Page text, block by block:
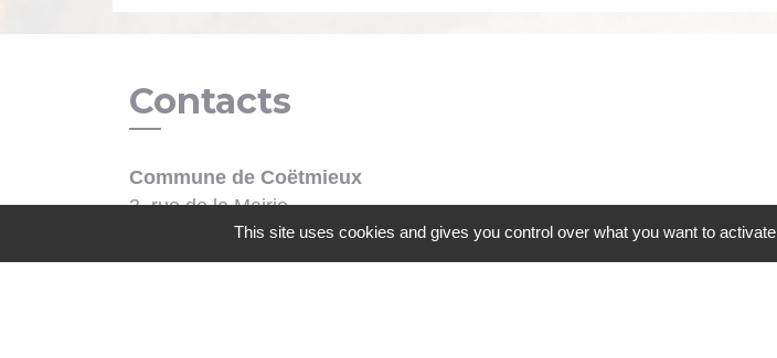
Contacts
Commune de Coëtmieux
3, rue de la Mairie
22400 Coëtmieux - FRANCE
+33 2 96 34 62 20
This site uses cookies and gives you control over what you want to activate